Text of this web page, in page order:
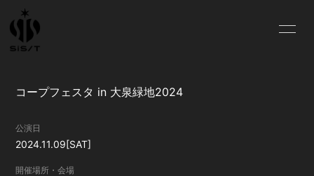
SCHEDULE PROFILE
VIDEO
CONTACT
コープフェスタ in 大泉緑地2024
公演日
2024.11.09[SAT]
開催場所・会場